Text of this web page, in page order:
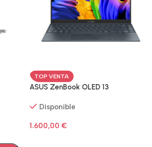
TOP VENTA
ASUS ZenBook OLED 13
Disponible
1.600,00€